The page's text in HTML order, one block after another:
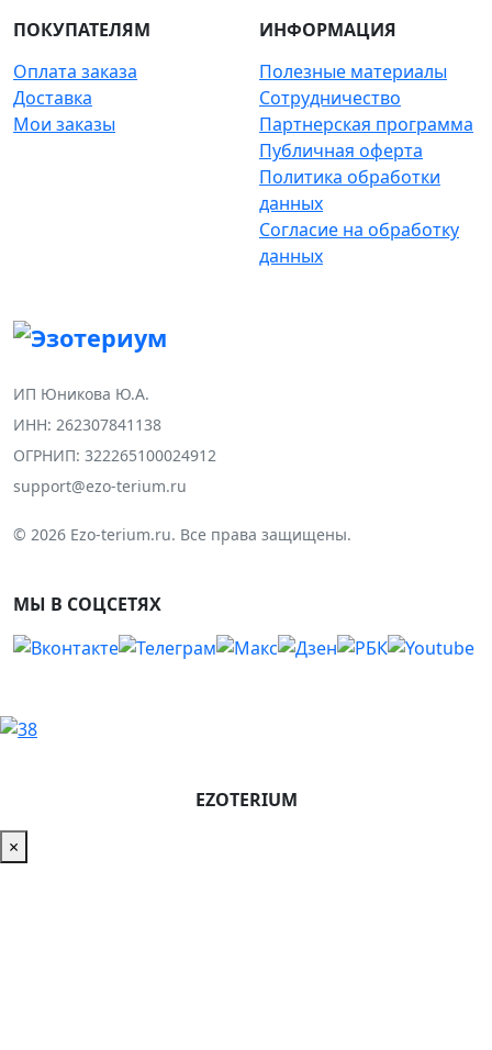
ИП Юникова Ю.А.
ИНН: 262307841138
ОГРНИП: 322265100024912
support@ezo-terium.ru
© 2026 Ezo-terium.ru. Все права защищены.
ПОКУПАТЕЛЯМ
Оплата заказа
Доставка
Мои заказы
ИНФОРМАЦИЯ
Полезные материалы
Сотрудничество
Партнерская программа
Публичная оферта
Политика обработки
данных
Согласие на обработку
данных
МЫ В СОЦСЕТЯХ
EZOTERIUM
×